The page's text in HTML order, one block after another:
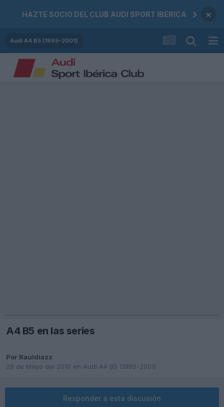
HAZTE SOCIO DEL CLUB AUDI SPORT IBERICA ×
Audi A4 B5 (1995-2001)
A4 B5 en las series
Por Rauldiazz
28 de Mayo del 2010 en Audi A4 B5 (1995-2001)
Responder a esta discusión